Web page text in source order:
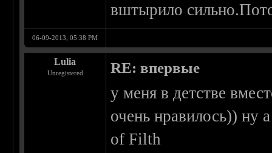
вштырило
06-09-2013, 05:38 PM
Lulia
Unregistered RE: впервые
у меня в детстве
очень нравилось)) ну
of Filth